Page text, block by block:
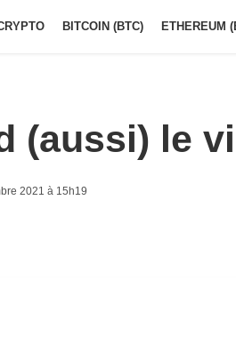
BITCOIN (BTC) ETHEREUM
(aussi) le
2021 à 15h19